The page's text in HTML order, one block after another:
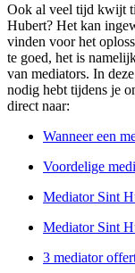
Ook al veel tijd kwijt
Hubert? Het kan
vinden voor het
te goed, het is
van mediators. In
nodig hebt tijdens je
direct naar:
Wanneer een
Voordelige
Mediator Sint
Mediator Sint
3 mediator